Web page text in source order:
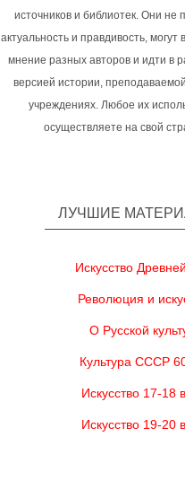
источников и библиотек. Они не
актуальность и правдивость, могут
мнение разных авторов и идти в
версией истории,
учреждениях. Любое их
осуществляете на свой
ЛУЧШИЕ
Искусство
Революция и
О Русской
Культура СССР
Искусство 17-18
Искусство 19-20